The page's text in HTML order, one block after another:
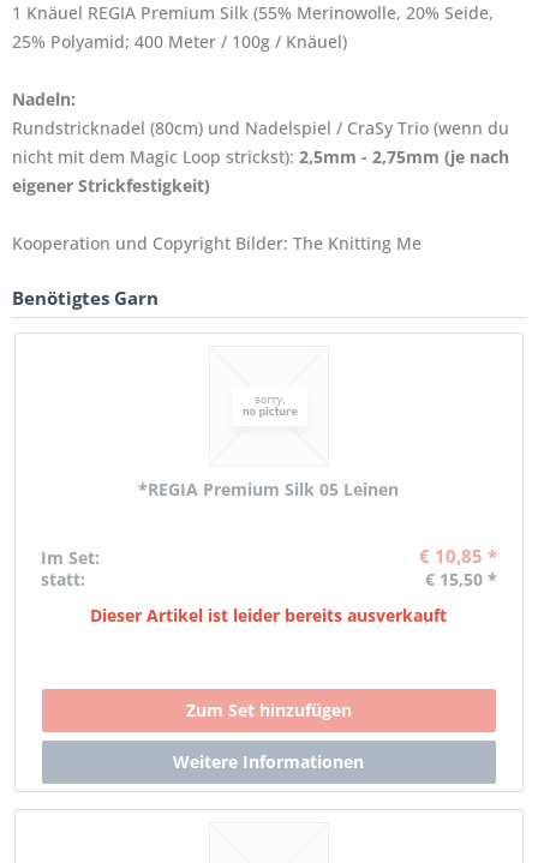
1 Knäuel REGIA Premium Silk (55% Merinowolle, 20% Seide,
25% Polyamid; 400 Meter / 100g / Knäuel)
Nadeln:
Rundstricknadel (80cm) und Nadelspiel / CraSy Trio (wenn du
nicht mit dem Magic Loop strickst): 2,5mm - 2,75mm (je nach
eigener Strickfestigkeit)
Kooperation und Copyright Bilder: The Knitting Me
Benötigtes Garn
*REGIA Premium Silk 05 Leinen
Im Set: € 10,85 *
statt:
€ 15,50 *
Dieser Artikel ist leider bereits ausverkauft